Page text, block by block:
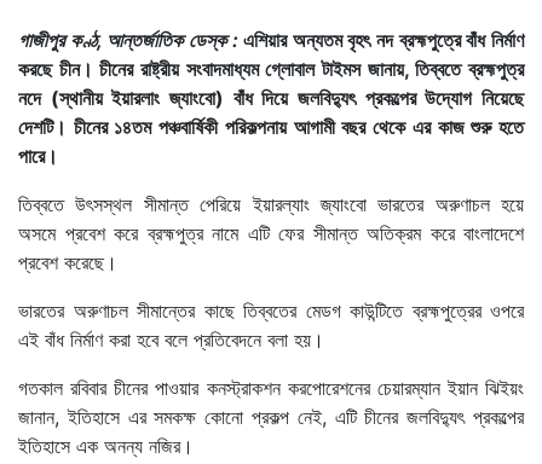
গাজীপুর কণ্ঠ, আন্তর্জাতিক ডেস্ক :এশিয়ার অন্যতম বৃহৎ নদ ব্রহ্মপুত্রে বাঁধ নির্মাণ
করছে চীন। চীনের রাষ্ট্রীয় সংবাদমাধ্যম গ্লোবাল টাইমস জানায়, তিব্বতে ব্রহ্মপুত্র
নদে (স্থানীয় ইয়ারলাং জ্যাংবো) বাঁধ দিয়ে জলবিদ্যুৎ প্রকল্পের উদ্যোগ নিয়েছে
দেশটি। চীনের ১৪তম পঞ্চবার্ষিকী পরিকল্পনায় আগামী বছর থেকে এর কাজ শুরু হতে
পারে।
তিব্বতে উৎসস্থল সীমান্ত পেরিয়ে ইয়ারল্যাং জ্যাংবো ভারতের অরুণাচল হয়ে
অসমে প্রবেশ করে ব্রহ্মপুত্র নামে এটি ফের সীমান্ত অতিক্রম করে বাংলাদেশে
প্রবেশ করেছে।
ভারতের অরুণাচল সীমান্তের কাছে তিব্বতের মেডগ কাউন্টিতে ব্রহ্মপুত্রের ওপরে
এই বাঁধ নির্মাণ করা হবে বলে প্রতিবেদনে বলা হয়।
গতকাল রবিবার চীনের পাওয়ার কনস্ট্রাকশন করপোরেশনের চেয়ারম্যান ইয়ান ঝিইয়ং
জানান, ইতিহাসে এর সমকক্ষ কোনো প্রকল্প নেই, এটি চীনের জলবিদ্যুৎ প্রকল্পের
ইতিহাসে এক অনন্য নজির।